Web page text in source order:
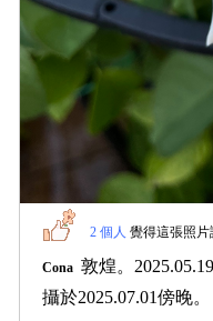
2 個人 覺得這張照片
Cona 敦煌。
攝於2025.07.01傍晚。